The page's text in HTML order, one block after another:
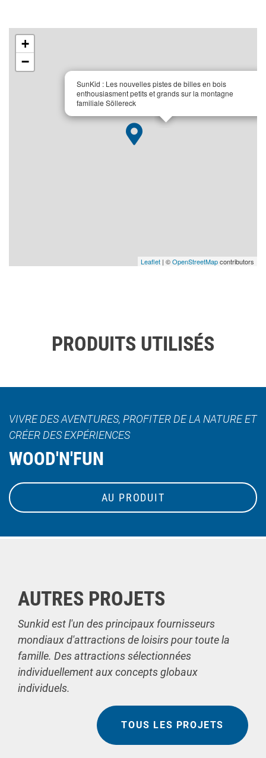
SunKid : Les nouvelles pistes de billes en bois
enthousiasment petits et grands sur la montagne
familiale Söllereck
+
−
Leaflet | ©OpenStreetMapcontributors
PRODUITS UTILISÉS
VIVRE DES AVENTURES, PROFITER DE LA NATURE ET
CRÉER DES EXPÉRIENCES
WOOD'N'FUN
AU PRODUIT
AUTRES PROJETS
Sunkid est l'un des principaux fournisseurs
mondiaux d'attractions de loisirs pour toute la
famille. Des attractions sélectionnées
individuellement aux concepts globaux
individuels.
TOUS LES PROJETS